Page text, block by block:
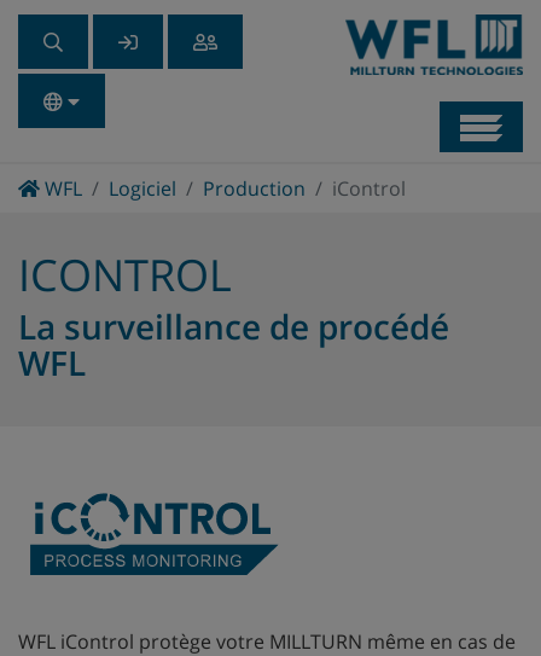
WFLHomeLogiciel Production iControl
ICONTROL
La surveillance de procédé
WFL
WFL iControl protège votre MILLTURN même en cas de